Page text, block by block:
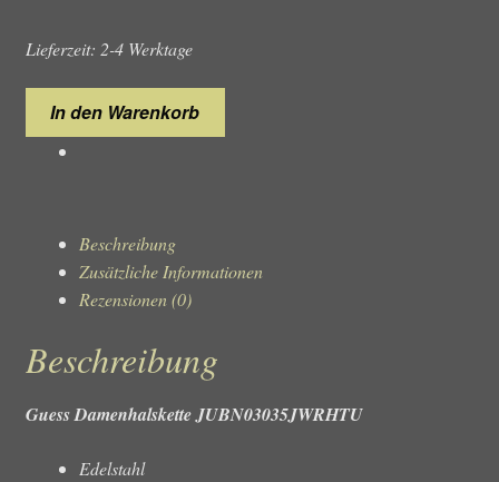
Lieferzeit: 2-4 Werktage
Guess
JUBN03035JWRHTU
In den Warenkorb
Beschreibung
Zusätzliche Informationen
Rezensionen (0)
Beschreibung
Guess Damenhalskette JUBN03035JWRHTU
Edelstahl